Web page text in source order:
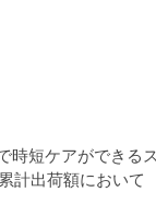
時短ケアができ
計出荷額において